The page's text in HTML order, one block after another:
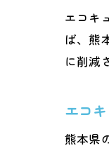
エコキ
ば、熊
に削減
エコ
熊本県